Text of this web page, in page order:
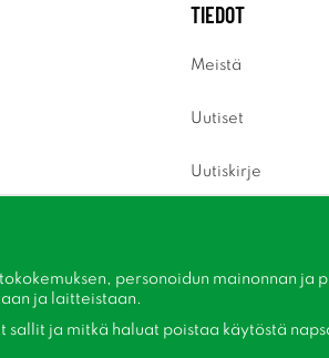
TIEDOT
Meistä
Uutiset
Uutiskirje
Inspiraatiota
personoidun mainonnan
​​ja laitteistaan.
ja mitkä haluat poistaa käytöstä